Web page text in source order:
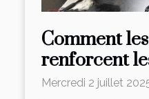
Comment
renforcent
d'équipe ?
Mercredi 2 juillet